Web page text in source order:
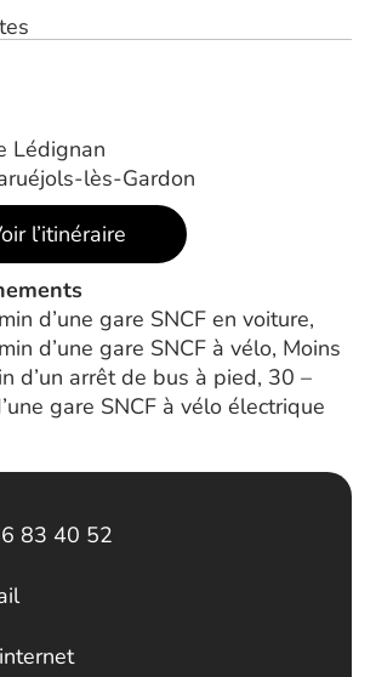
Lédignan
lès-Gardon
l’itinéraire
d’une gare SNCF en voiture,
d’une gare SNCF à vélo, Moins
d’un arrêt de bus à pied, 30 –
gare SNCF à vélo électrique
83 40 52